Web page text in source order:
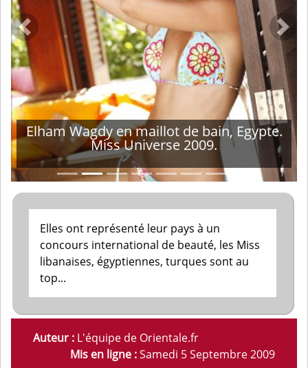
Elham Wagdy en maillot de bain, Egypte.
Miss Universe 2009.
Précédent
Elles ont représenté leur pays à un
concours international de beauté, les Miss
libanaises, égyptiennes, turques sont au
top...
Auteur : L'équipe de Orientale.fr
Mis en ligne :Samedi 5 Septembre 2009